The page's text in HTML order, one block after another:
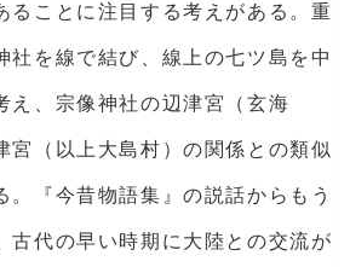
ることに注目する考えがある。重
社を線で結び、線上の七ツ島を中
え、宗像神社の辺津宮（玄海
宮（以上大島村）の関係との類似
。『今昔物語集』の説話からもう
古代の早い時期に大陸との交流が